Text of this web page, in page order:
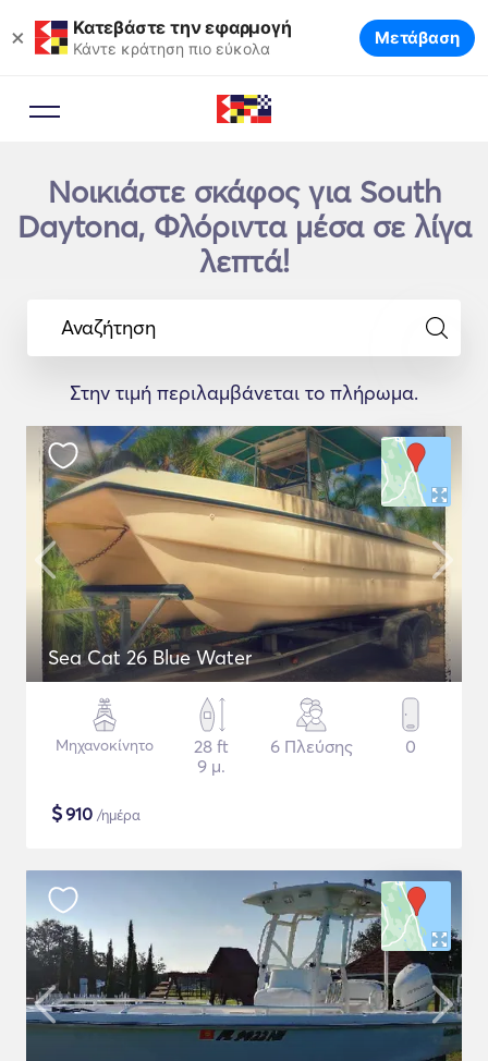
× Κατεβάστε την εφαρμογή
Κάντε κράτηση πιο εύκολα Μετάβαση
Νοικιάστε σκάφος για South
Daytona, Φλόριντα μέσα σε λίγα
λεπτά!
Αναζήτηση
Στην τιμή περιλαμβάνεται το πλήρωμα.
Sea Cat 26 Blue Water
Μηχανοκίνητο
28 ft
9 μ.
6 Πλεύσης 0
$910 /ημέρα